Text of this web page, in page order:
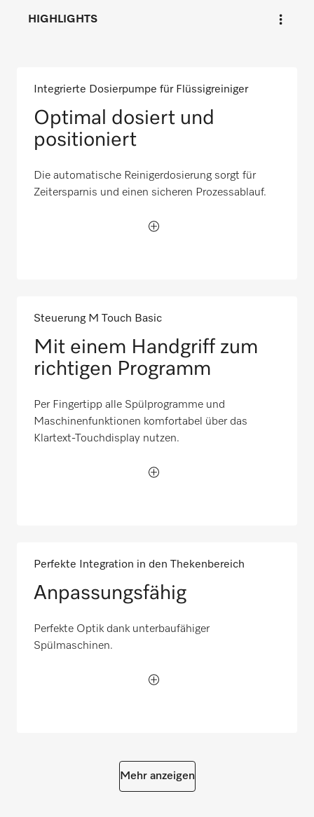
HIGHLIGHTS
Integrierte Dosierpumpe für Flüssigreiniger
Optimal dosiert und
positioniert
Die automatische Reinigerdosierung sorgt für
Zeitersparnis und einen sicheren Prozessablauf.
Steuerung M Touch Basic
Mit einem Handgriff zum
richtigen Programm
Per Fingertipp alle Spülprogramme und
Maschinenfunktionen komfortabel über das
Klartext-Touchdisplay nutzen.
Perfekte Integration in den Thekenbereich
Anpassungsfähig
Perfekte Optik dank unterbaufähiger
Spülmaschinen.
Mehr anzeigen